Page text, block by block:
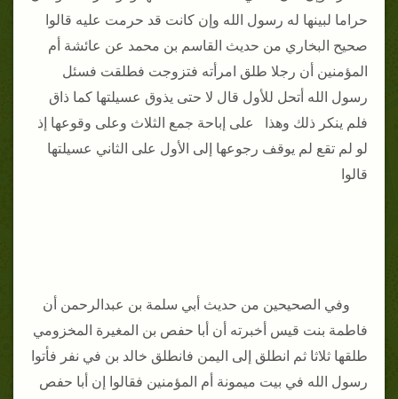
حراما لبينها له رسول الله وإن كانت قد حرمت عليه قالوا
صحيح البخاري من حديث القاسم بن محمد عن عائشة أم
المؤمنين أن رجلا طلق امرأته فتزوجت فطلقت فسئل
رسول الله أتحل للأول قال لا حتى يذوق عسيلتها كما ذاق
فلم ينكر ذلك وهذا على إباحة جمع الثلاث وعلى وقوعها إذ
لو لم تقع لم يوقف رجوعها إلى الأول على الثاني عسيلتها
قالوا
وفي الصحيحين من حديث أبي سلمة بن عبدالرحمن أن
فاطمة بنت قيس أخبرته أن أبا حفص بن المغيرة المخزومي
طلقها ثلاثا ثم انطلق إلى اليمن فانطلق خالد بن في نفر فأتوا
رسول الله في بيت ميمونة أم المؤمنين فقالوا إن أبا حفص